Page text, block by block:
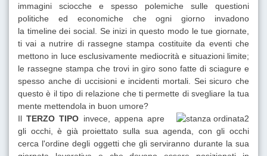
immagini sciocche e spesso polemiche sulle questioni
politiche ed economiche che ogni giorno invadono
la timeline dei social. Se inizi in questo modo le tue giornate,
ti vai a nutrire di rassegne stampa costituite da eventi che
mettono in luce esclusivamente mediocrità e situazioni limite;
le rassegne stampa che trovi in giro sono fatte di sciagure e
spesso anche di uccisioni e incidenti mortali. Sei sicuro che
questo è il tipo di relazione che ti permette di svegliare la tua
mente mettendola in buon umore?
IlTERZO TIPO invece, appena apre
gli occhi, è già proiettato sulla sua agenda, con gli occhi
cerca l'ordine degli oggetti che gli serviranno durante la sua